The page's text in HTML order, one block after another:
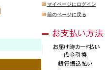
マイページにログイン
前のページに戻る